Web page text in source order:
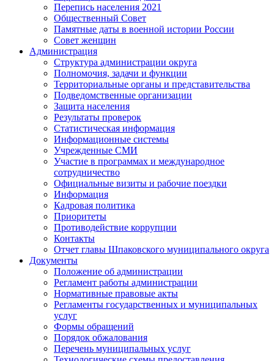
Перепись населения 2021
Общественный Совет
Памятные даты в военной истории России
Совет женщин
Администрация
Структура администрации округа
Полномочия, задачи и функции
Территориальные органы и представительства
Подведомственные организации
Защита населения
Результаты проверок
Статистическая информация
Информационные системы
Учрежденные СМИ
Участие в программах и международное
сотрудничество
Официальные визиты и рабочие поездки
Информация
Кадровая политика
Приоритеты
Противодействие коррупции
Контакты
Отчет главы Шпаковского муниципального округа
Документы
Положение об администрации
Регламент работы администрации
Нормативные правовые акты
Регламенты государственных и муниципальных
услуг
Формы обращений
Порядок обжалования
Перечень муниципальных услуг